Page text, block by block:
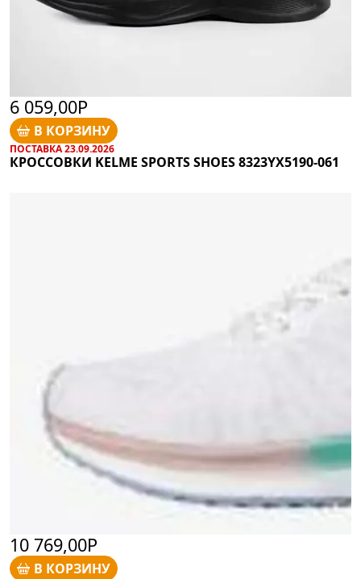
6 059,00Р
В КОРЗИНУ
ПОСТАВКА 23.09.2026
КРОССОВКИ KELME SPORTS SHOES 8323YX5190-061
10 769,00Р
В КОРЗИНУ